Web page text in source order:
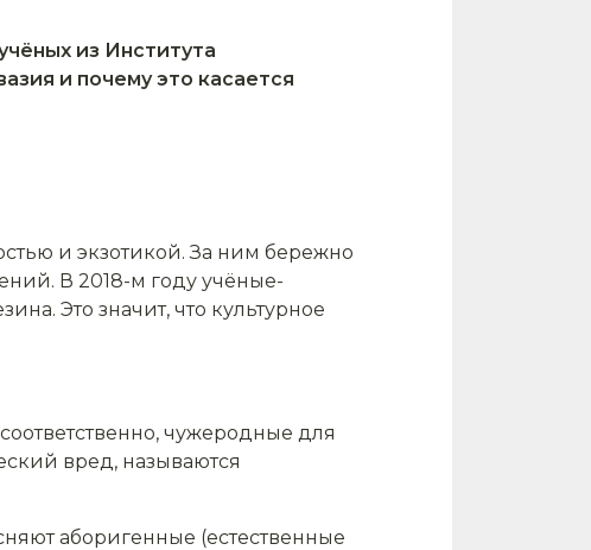
из Института
и почему это касается
и экзотикой. За ним бережно
В 2018-м году учёные-
Это значит, что культурное
соответственно, чужеродные для
вред, называются
аборигенные (естественные